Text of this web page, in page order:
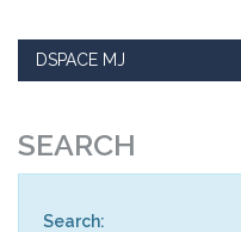
DSPACE MJ
SEARCH
Search: